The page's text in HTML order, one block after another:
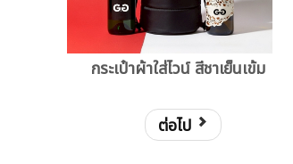
กระเป๋าผ้าใส่ไวน์ สีชาเย็นเข้ม
ต่อไป